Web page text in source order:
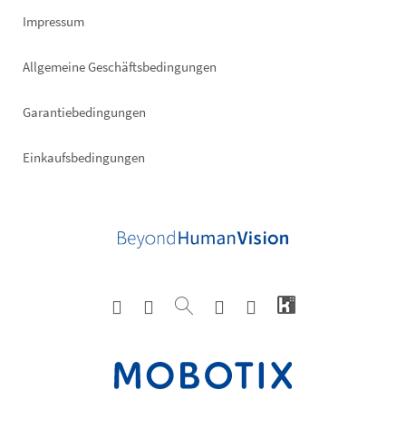
Impressum
Allgemeine Geschäftsbedingungen
Garantiebedingungen
Einkaufsbedingungen